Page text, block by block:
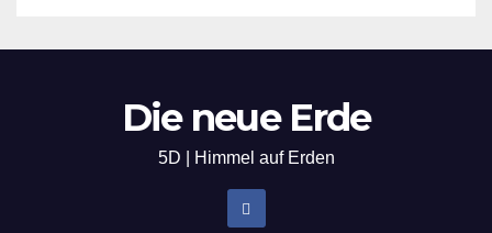
Die neue Erde
5D | Himmel auf Erden